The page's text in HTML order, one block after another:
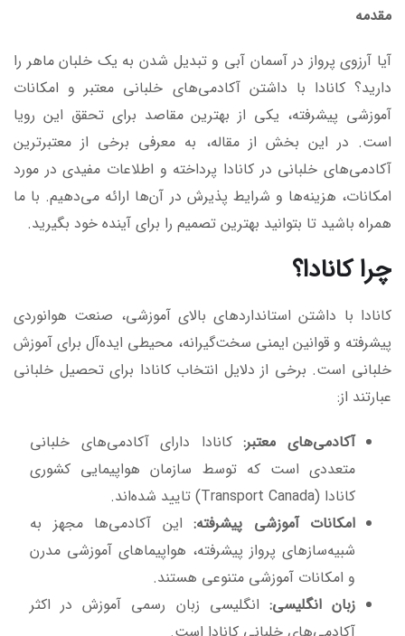
مقدمه
آیا آرزوی پرواز در آسمان آبی و تبدیل شدن به یک خلبان ماهر را
دارید؟ کانادا با داشتن آکادمی‌های خلبانی معتبر و امکانات
آموزشی پیشرفته، یکی از بهترین مقاصد برای تحقق این رویا
است. در این بخش از مقاله، به معرفی برخی از معتبرترین
آکادمی‌های خلبانی در کانادا پرداخته و اطلاعات مفیدی در مورد
امکانات، هزینه‌ها و شرایط پذیرش در آن‌ها ارائه می‌دهیم. با ما
همراه باشید تا بتوانید بهترین تصمیم را برای آینده خود بگیرید.
چرا کانادا؟
کانادا با داشتن استانداردهای بالای آموزشی، صنعت هوانوردی
پیشرفته و قوانین ایمنی سخت‌گیرانه، محیطی ایده‌آل برای آموزش
خلبانی است. برخی از دلایل انتخاب کانادا برای تحصیل خلبانی
عبارتند از:
آکادمی‌های معتبر:کانادا دارای آکادمی‌های خلبانی
متعددی است که توسط سازمان هواپیمایی کشوری
کانادا (Transport Canada) تایید شده‌اند.
امکانات آموزشی پیشرفته: این آکادمی‌ها مجهز به
شبیه‌سازهای پرواز پیشرفته، هواپیماهای آموزشی مدرن
و امکانات آموزشی متنوعی هستند.
زبان انگلیسی: انگلیسی زبان رسمی آموزش در اکثر